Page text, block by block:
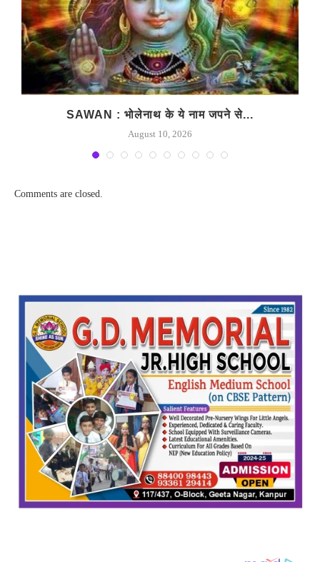
SAWAN : भोलेनाथ के ये नाम जपने से...
August 10, 2026
Comments are closed.